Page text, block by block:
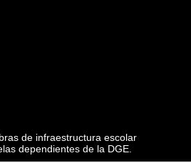
de infraestructura escolar
dependientes de la DGE.